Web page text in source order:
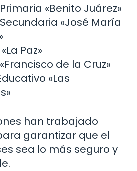
«Benito Juárez»
«José María
Paz»
de la Cruz»
«Las
han trabajado
garantizar que el
sea lo más seguro y